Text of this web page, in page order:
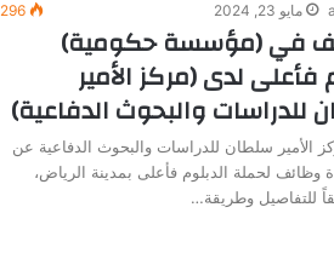
مايو 23, 2024 296
في (مؤسسة حكومية)
فأعلى لدى (مركز الأمير
للدراسات والبحوث الدفاعية)
الأمير سلطان للدراسات والبحوث الدفاعية عن
لحملة الدبلوم فأعلى بمدينة الرياض،
للتفاصيل وطريقة…